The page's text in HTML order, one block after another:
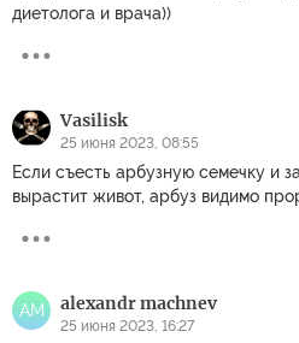
диетолога и врача))
Vasilisk
25 июня 2023, 08:55
Если съесть арбузную семечку и
вырастит живот, арбуз видимо
AM alexandr machnev
25 июня 2023, 16:27